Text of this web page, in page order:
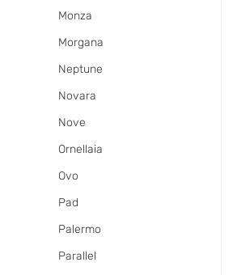
Monza
Morgana
Neptune
Novara
Nove
Ornellaia
Ovo
Pad
Palermo
Parallel